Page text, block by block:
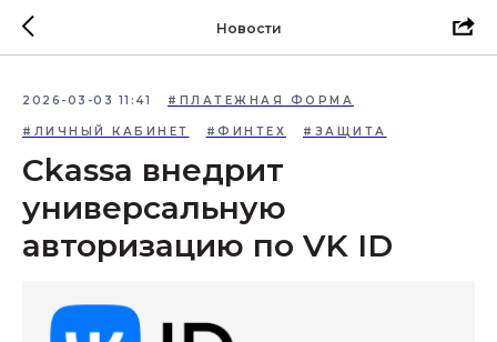
Новости
2026-03-03 11:41 #ПЛАТЕЖНАЯ ФОРМА
#ЛИЧНЫЙ КАБИНЕТ #ФИНТЕХ #ЗАЩИТА
Ckassa внедрит
универсальную
авторизацию по VK ID